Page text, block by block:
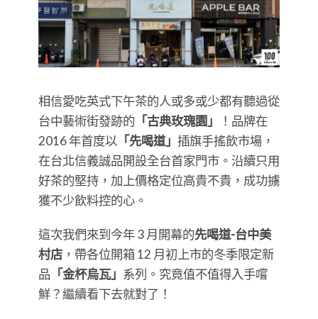
相信愛吃英式下午茶的人或多或少都有聽過從
台中藝術街發跡的 「古典玫瑰園」
！品牌在
2016 年首度以 「先喝道」 插旗手搖飲市場，
在台北信義誠品開設全台首家門市。沿續只用
好茶的堅持，加上價格定位高貴不貴，成功擄
獲不少飲料控的心。
這次我們來到今年 3 月開幕的先喝道-台中美
村店 ，帶各位開箱 12 月初上市的冬季限定新
品 「金杯烏瓦」 系列。究竟值不值得入手嚐
鮮？繼續看下去就對了！